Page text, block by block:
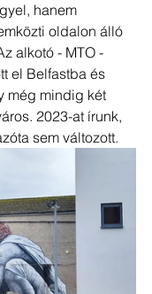
hanem
oldalon álló
alkotó - MTO -
el Belfastba és
még mindig két
2023-at írunk,
sem változott.